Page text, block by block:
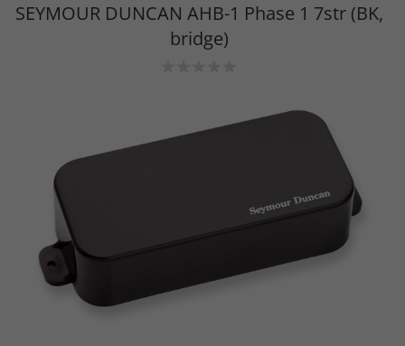
SEYMOUR DUNCAN AHB-1 Phase 1 7str (BK,
bridge)